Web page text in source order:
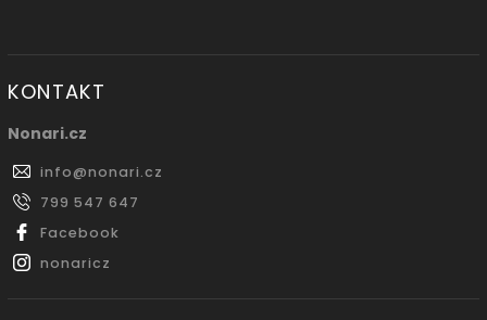
KONTAKT
Nonari.cz
info@nonari.cz
799 547 647
Facebook
nonaricz